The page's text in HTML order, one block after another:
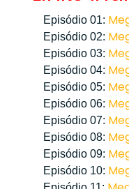
Episódio 01:
Episódio 02:
Episódio 03:
Episódio 04:
Episódio 05:
Episódio 06:
Episódio 07:
Episódio 08:
Episódio 09:
Episódio 10: